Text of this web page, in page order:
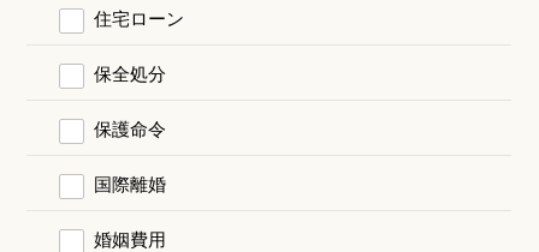
住宅ローン
保全処分
保護命令
国際離婚
婚姻費用